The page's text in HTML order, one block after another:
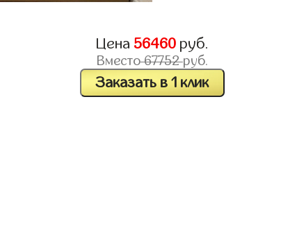
Цена 56460руб.
Вместо67752руб.
Заказать в 1 клик